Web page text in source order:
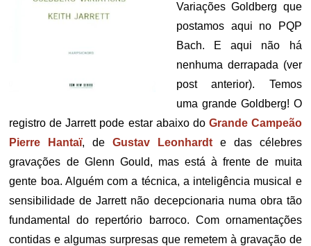
Variações Goldberg que
postamos aqui no PQP
Bach. E aqui não há
nenhuma derrapada (ver
post anterior). Temos
uma grande Goldberg! O
registro de Jarrett pode estar abaixo do Grande Campeão
Pierre Hantaï, de Gustav Leonhardte das célebres
gravações de Glenn Gould, mas está à frente de muita
gente boa. Alguém com a técnica, a inteligência musical e
sensibilidade de Jarrett não decepcionaria numa obra tão
fundamental do repertório barroco. Com ornamentações
contidas e algumas surpresas que remetem à gravação de